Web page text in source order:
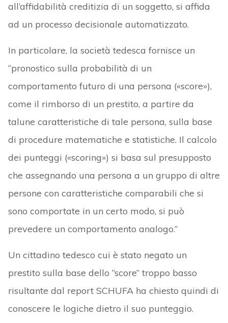
all’affidabilità creditizia di un soggetto, si affida
ad un processo decisionale automatizzato.
In particolare, la società tedesca fornisce un
“pronostico sulla probabilità di un
comportamento futuro di una persona («score»),
come il rimborso di un prestito, a partire da
talune caratteristiche di tale persona, sulla base
di procedure matematiche e statistiche. Il calcolo
dei punteggi («scoring») si basa sul presupposto
che assegnando una persona a un gruppo di altre
persone con caratteristiche comparabili che si
sono comportate in un certo modo, si può
prevedere un comportamento analogo.”
Un cittadino tedesco cui è stato negato un
prestito sulla base dello “score” troppo basso
risultante dal report SCHUFA ha chiesto quindi di
conoscere le logiche dietro il suo punteggio.